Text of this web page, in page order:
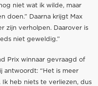
niet wat ik wilde, maar
doen.” Daarna krijgt Max
zijn verholpen. Daarover is
niet geweldig.”
Prix winnaar gevraagd of
antwoordt: “Het is meer
heb niets te verliezen, dus